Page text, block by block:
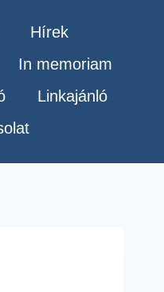
Hírek
In memoriam
Linkajánló